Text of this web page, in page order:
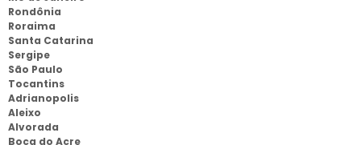
Rondônia
Roraima
Santa Catarina
Sergipe
São Paulo
Tocantins
Adrianopolis
Aleixo
Alvorada
Boca do Acre